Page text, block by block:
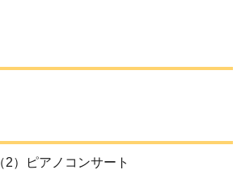
2）ピアノコンサート